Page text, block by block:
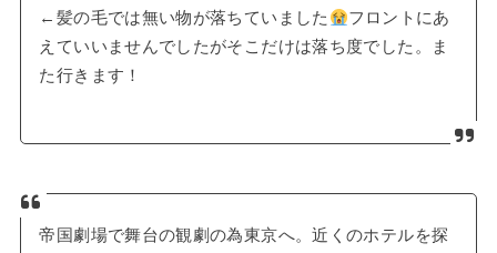
←髪の毛では無い物が落ちていました
フロントにあ
えていいませんでしたがそこだけは落ち度でした。ま
た行きます！
帝国劇場で舞台の観劇の為東京へ。近くのホテルを探